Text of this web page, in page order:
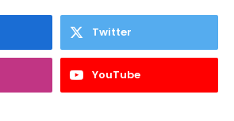
Twitter
YouTube